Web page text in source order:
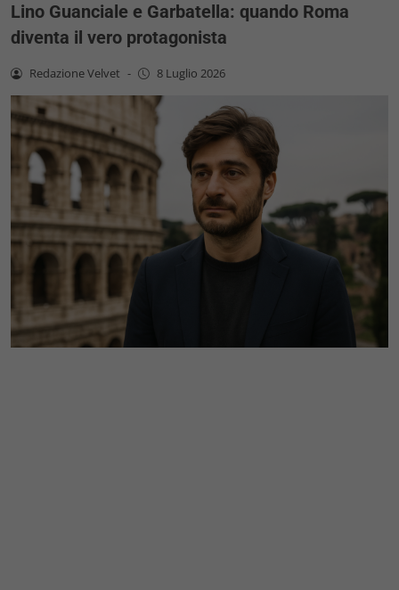
Lino Guanciale e Garbatella: quando Roma
diventa il vero protagonista
Redazione Velvet - 8 Luglio 2026